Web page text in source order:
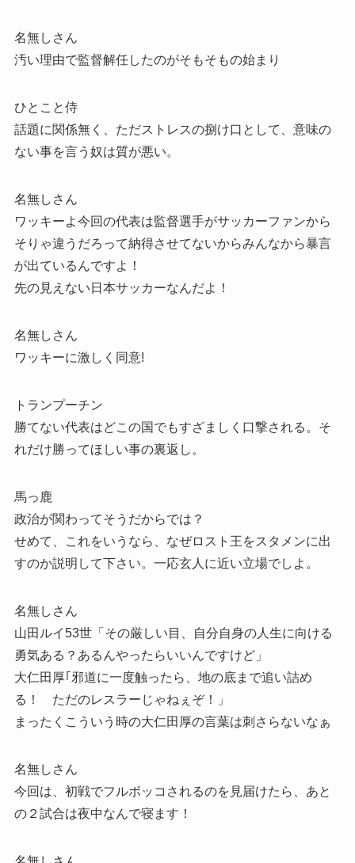
名無しさん
汚い理由で監督解任したのがそもそもの始まり
ひとこと侍
話題に関係無く、ただストレスの捌け口として、意味の
ない事を言う奴は質が悪い。
名無しさん
ワッキーよ今回の代表は監督選手がサッカーファンから
そりゃ違うだろって納得させてないからみんなから暴言
が出ているんですよ！
先の見えない日本サッカーなんだよ！
名無しさん
ワッキーに激しく同意!
トランプーチン
勝てない代表はどこの国でもすざましく口撃される。そ
れだけ勝ってほしい事の裏返し。
馬っ鹿
政治が関わってそうだからでは？
せめて、これをいうなら、なぜロスト王をスタメンに出
すのか説明して下さい。一応玄人に近い立場でしよ。
名無しさん
山田ルイ53世「その厳しい目、自分自身の人生に向ける
勇気ある？あるんやったらいいんですけど」
大仁田厚｢邪道に一度触ったら、地の底まで追い詰め
る！ ただのレスラーじゃねぇぞ！」
まったくこういう時の大仁田厚の言葉は刺さらないなぁ
名無しさん
今回は、初戦でフルボッコされるのを見届けたら、あと
の２試合は夜中なんで寝ます！